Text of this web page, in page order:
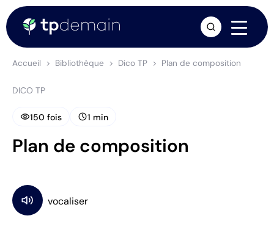
Accueil Bibliothèque Dico TP Plan de composition
DICO TP
visibility150 fois schedule1 min
Plan de composition
arrow_forward